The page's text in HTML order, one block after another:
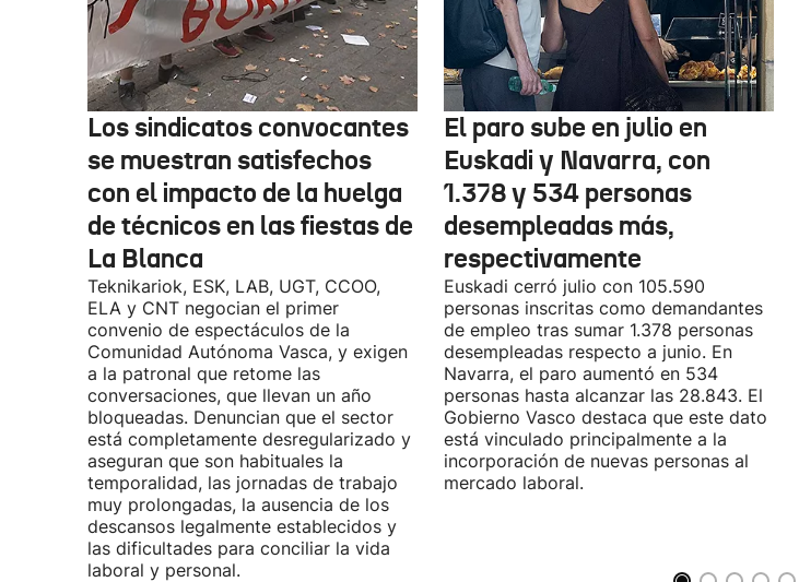
Los sindicatos convocantes
se muestran satisfechos
con el impacto de la huelga
de técnicos en las fiestas de
La Blanca
Teknikariok, ESK, LAB, UGT, CCOO,
ELA y CNT negocian el primer
convenio de espectáculos de la
Comunidad Autónoma Vasca, y exigen
a la patronal que retome las
conversaciones, que llevan un año
bloqueadas. Denuncian que el sector
está completamente desregularizado y
aseguran que son habituales la
temporalidad, las jornadas de trabajo
muy prolongadas, la ausencia de los
descansos legalmente establecidos y
las dificultades para conciliar la vida
laboral y personal.
El paro sube en julio en
Euskadi y Navarra, con
1.378 y 534 personas
desempleadas más,
respectivamente
Euskadi cerró julio con 105.590
personas inscritas como demandantes
de empleo tras sumar 1.378 personas
desempleadas respecto a junio. En
Navarra, el paro aumentó en 534
personas hasta alcanzar las 28.843. El
Gobierno Vasco destaca que este dato
está vinculado principalmente a la
incorporación de nuevas personas al
mercado laboral.